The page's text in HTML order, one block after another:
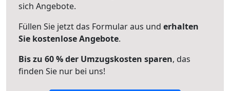
sich Angebote.
Füllen Sie jetzt das Formular aus und erhalten
Sie kostenlose Angebote.
Bis zu 60 % der Umzugskosten sparen, das
finden Sie nur bei uns!